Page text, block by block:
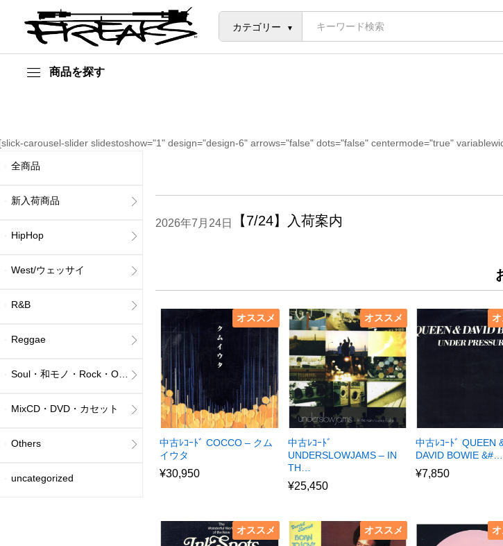
カテゴリー
商品を探す
carousel-slider slidestoshow="1" design="design-6" arrows="false" dots="false" centermode="true"
【7/24】入荷案内
2026年7月24日
オススメ
中古ﾚｺｰﾄﾞ COCCO – クム
イウタ
¥30,950
オススメ
中古ﾚｺｰﾄﾞ
UNDERSLOWJAMS – IN
TH…
¥25,450
中古ﾚｺｰﾄﾞ QUEEN
DAVID BOWIE &#…
¥7,850
オススメ オススメ
全商品
新入荷商品
HipHop
West/ウェッサイ
R&B
Reggae
Soul・和モノ・Rock・Others
MixCD・DVD・カセット
Others
uncategorized